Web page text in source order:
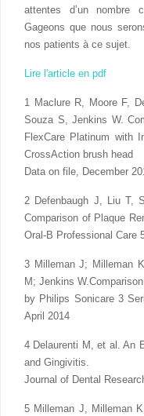
attentes d’un nombre
Gageons que nous
nos patients à ce sujet.
Lire l'article en pdf
1 Maclure R, Moore F,
Souza S, Jenkins W.
FlexCare Platinum with
CrossAction brush head
Data on file, December
2 Defenbaugh J, Liu T,
Comparison of Plaque
Oral-B Professional Care
3 Milleman J; Milleman
M; Jenkins
by Philips Sonicare 3
April 2014
4 Delaurenti M, et al. An
and Gingivitis.
Journal of Dental
5 Milleman J, Milleman